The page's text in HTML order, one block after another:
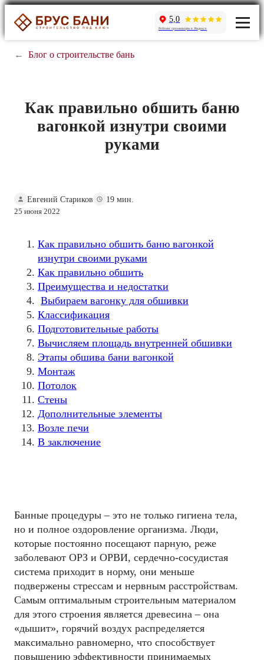
5,0
Рейтинг организации в Яндексе
← Блог о строительстве бань
Как правильно обшить баню
вагонкой изнутри своими
руками
Евгений Стариков
19 мин.
25 июня 2022
Как правильно обшить баню вагонкой
изнутри своими руками
Как правильно обшить
Преимущества и недостатки
Выбираем вагонку для обшивки
Классификация
Подготовительные работы
Вычисляем площадь внутренней обшивки
Этапы обшива бани вагонкой
Монтаж
Потолок
Стены
Дополнительные элементы
Возле печи
В заключение
Банные процедуры – это не только гигиена тела,
но и полное оздоровление организма. Люди,
которые постоянно посещают парную, реже
заболевают ОРЗ и ОРВИ, сердечно-сосудистая
система приходит в норму, они меньше
подвержены стрессам и нервным расстройствам.
Самым оптимальным строительным материалом
для этого строения является древесина – она
«дышит», горячий воздух распределяется
максимально равномерно, что способствует
повышению эффективности принимаемых